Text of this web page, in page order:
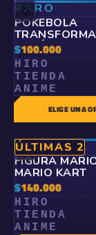
🤍
RARO
POKEBOLA
POKÉMON –
$100.000
HIRO
TIENDA
ANIME
ELIGE UNA
🤍
ÚLTIMAS 2
RARO
FIGURA
MARIO KART
$140.000
HIRO
TIENDA
ANIME